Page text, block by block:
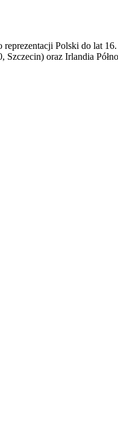
reprezentacji Polski do lat
Szczecin) oraz Irlandia